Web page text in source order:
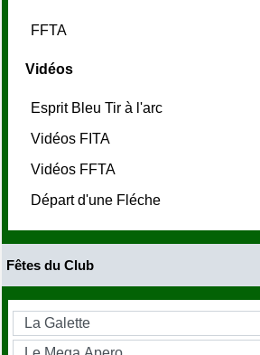
FFTA
Vidéos
Esprit Bleu Tir à l'arc
Vidéos FITA
Vidéos FFTA
Départ d'une Fléche
Fêtes du Club